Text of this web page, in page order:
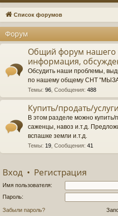
ы
и
ум ьз
ат
ел
и
Список форумов
Форум
Общий форум нашего
информация,
Обсудить наши проблемы,
по нашему общему СНТ
Темы: 96 Сообщения: 488
Купить/продать/услуги
В этом разделе можно купить/
саженцы, навоз и.т.д.
вспашке земли и.т.д.
Темы: 19 Сообщения: 41
Вход • Регистрация
Имя пользователя:
Пароль:
Забыли пароль?